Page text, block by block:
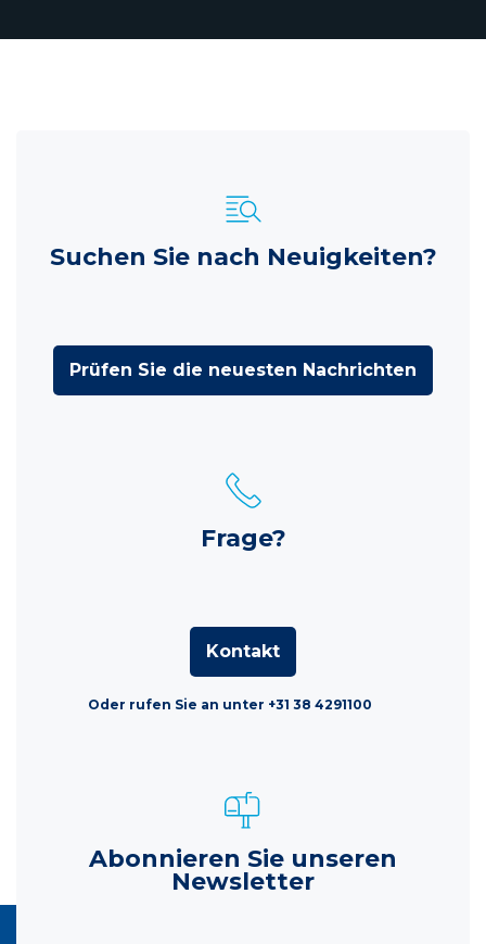
Suchen Sie nach Neuigkeiten?
Prüfen Sie die neuesten Nachrichten
Frage?
Kontakt
Oder rufen Sie an unter +31 38 4291100
Abonnieren Sie unseren
Newsletter